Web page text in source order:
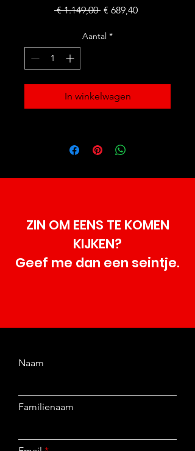
€ 1.149,00 Normale
€ 689,40Verkoopprijs
Aantal *
In winkelwagen
ZIN OM EENS TE KOMEN
KIJKEN?
Geef me dan een seintje.
Naam
Familienaam